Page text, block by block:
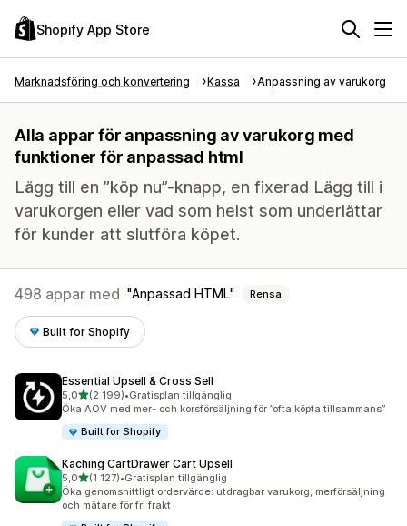
Shopify App Store
Marknadsföring och konvertering Kassa Anpassning av varukorg
Alla appar för anpassning av varukorg med
funktioner för anpassad html
Lägg till en ”köp nu”-knapp, en fixerad Lägg till i
varukorgen eller vad som helst som underlättar
för kunder att slutföra köpet.
498 appar med Anpassad HTML Rensa
Built for Shopify
Essential Upsell & Cross Sell
5,0av 5 stjärnor
(2 199)
2199 recensioner totalt
•Gratisplan tillgänglig
Öka AOV med mer- och korsförsäljning för ”ofta köpta tillsammans”
Built for Shopify
Kaching CartDrawer Cart Upsell
5,0av 5 stjärnor
(1 127)
1127 recensioner totalt
•Gratisplan tillgänglig
Öka genomsnittligt ordervärde: utdragbar varukorg, merförsäljning
och mätare för fri frakt